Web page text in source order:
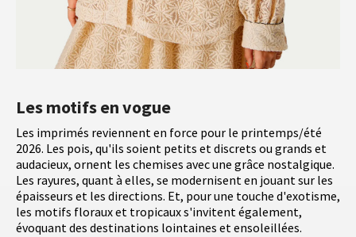
Les motifs en vogue
Les imprimés reviennent en force pour le printemps/été
2026. Les pois, qu'ils soient petits et discrets ou grands et
audacieux, ornent les chemises avec une grâce nostalgique.
Les rayures, quant à elles, se modernisent en jouant sur les
épaisseurs et les directions. Et, pour une touche d'exotisme,
les motifs floraux et tropicaux s'invitent également,
évoquant des destinations lointaines et ensoleillées.